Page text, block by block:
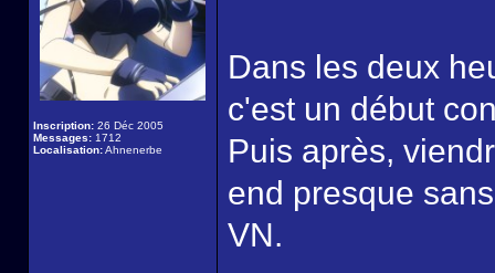
Inscription: 26 Déc 2005
Messages: 1712
Localisation:Ahnenerbe
Dans les deux
c'est un début
Puis après,
end presque
VN.